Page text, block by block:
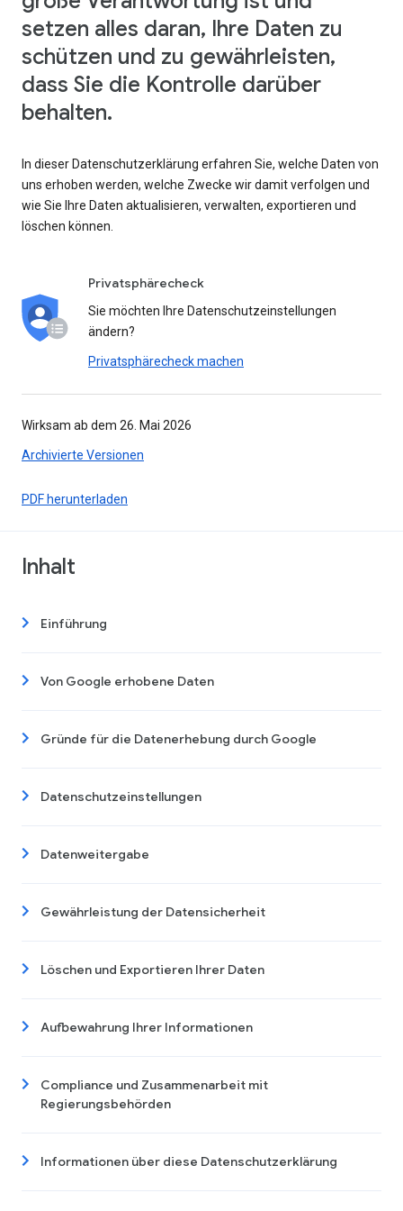
setzen alles daran, Ihre Daten zu
schützen und zu gewährleisten,
dass Sie die Kontrolle darüber
behalten.
In dieser Datenschutzerklärung erfahren Sie, welche Daten von
uns erhoben werden, welche Zwecke wir damit verfolgen und
wie Sie Ihre Daten aktualisieren, verwalten, exportieren und
löschen können.
Privatsphärecheck
Sie möchten Ihre Datenschutzeinstellungen
ändern?
Privatsphärecheck machen
Wirksam ab dem 26. Mai 2026
Archivierte Versionen
PDF herunterladen
Inhalt
Einführung
Von Google erhobene Daten
Gründe für die Datenerhebung durch Google
Datenschutzeinstellungen
Datenweitergabe
Gewährleistung der Datensicherheit
Löschen und Exportieren Ihrer Daten
Aufbewahrung Ihrer Informationen
Compliance und Zusammenarbeit mit
Regierungsbehörden
Informationen über diese Datenschutzerklärung